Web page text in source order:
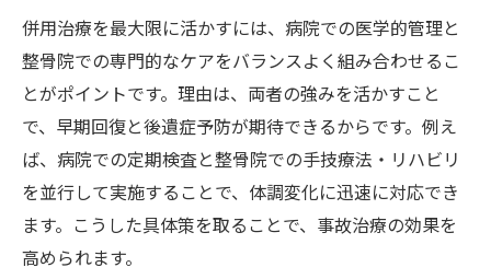
併用治療を最大限に活かすには、病院での医学的管理と
整骨院での専門的なケアをバランスよく組み合わせるこ
とがポイントです。理由は、両者の強みを活かすこと
で、早期回復と後遺症予防が期待できるからです。例え
ば、病院での定期検査と整骨院での手技療法・リハビリ
を並行して実施することで、体調変化に迅速に対応でき
ます。こうした具体策を取ることで、事故治療の効果を
高められます。